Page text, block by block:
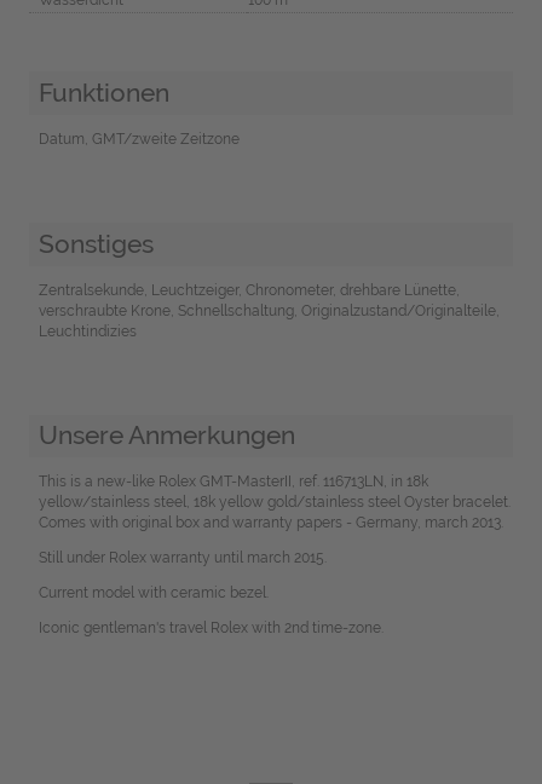
Funktionen
Datum, GMT/zweite Zeitzone
Sonstiges
Zentralsekunde, Leuchtzeiger, Chronometer, drehbare Lünette,
verschraubte Krone, Schnellschaltung, Originalzustand/Originalteile,
Leuchtindizies
Unsere Anmerkungen
This is a new-like Rolex GMT-MasterII, ref. 116713LN, in 18k
yellow/stainless steel, 18k yellow gold/stainless steel Oyster bracelet.
Comes with original box and warranty papers - Germany, march 2013.
Still under Rolex warranty until march 2015.
Current model with ceramic bezel.
Iconic gentleman's travel Rolex with 2nd time-zone.